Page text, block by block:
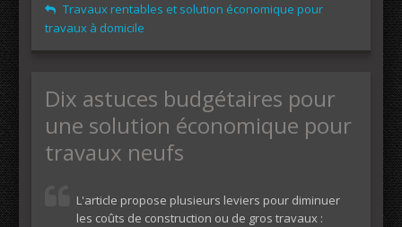
Travaux rentables et solution économique pour
travaux à domicile
Dix astuces budgétaires pour
une solution économique pour
travaux neufs
L'article propose plusieurs leviers pour diminuer
les coûts de construction ou de gros travaux :